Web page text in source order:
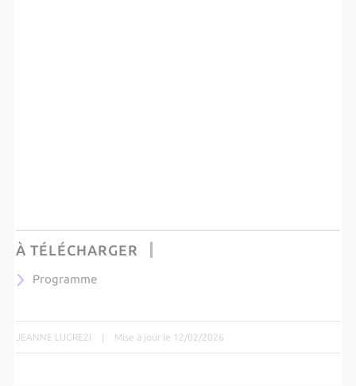
À TÉLÉCHARGER
Programme
JEANNE LUGREZI | Mise à jour le 12/02/2026